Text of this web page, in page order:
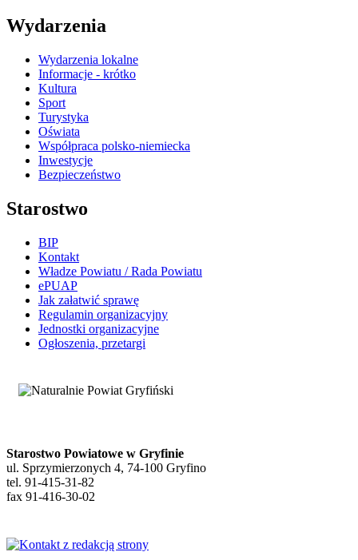
Wydarzenia
Wydarzenia lokalne
Informacje - krótko
Kultura
Sport
Turystyka
Oświata
Współpraca polsko-niemiecka
Inwestycje
Bezpieczeństwo
Starostwo
BIP
Kontakt
Władze Powiatu / Rada Powiatu
ePUAP
Jak załatwić sprawę
Regulamin organizacyjny
Jednostki organizacyjne
Ogłoszenia, przetargi
Starostwo Powiatowe w Gryfinie
ul. Sprzymierzonych 4, 74-100 Gryfino
tel. 91-415-31-82
fax 91-416-30-02